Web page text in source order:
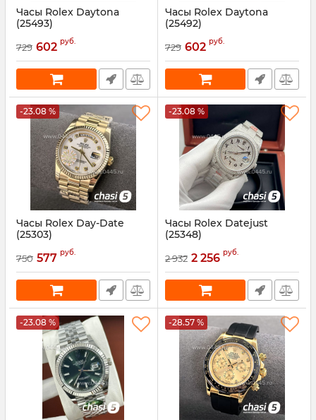
Часы Rolex Daytona
(25493)
25493
729 602 руб.
Часы Rolex Daytona
(25492)
25492
729 602 руб.
-23.08 %
Часы Rolex Day-Date
(25303)
25303
750 577 руб.
-23.08 %
Часы Rolex Datejust
(25348)
2 932 2 256 руб.
-23.08 % -28.57 %